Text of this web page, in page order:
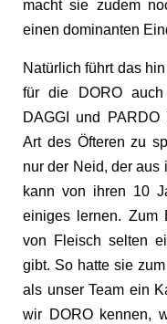
macht sie zudem
einen dominanten
Natürlich führt das
für die DORO
DAGGI und PARDO
Art des Öfteren zu
nur der Neid, der aus
kann von ihren 10
einiges lernen. Zum
von Fleisch selten
gibt. So hatte sie
als unser Team ein
wir DORO kennen,